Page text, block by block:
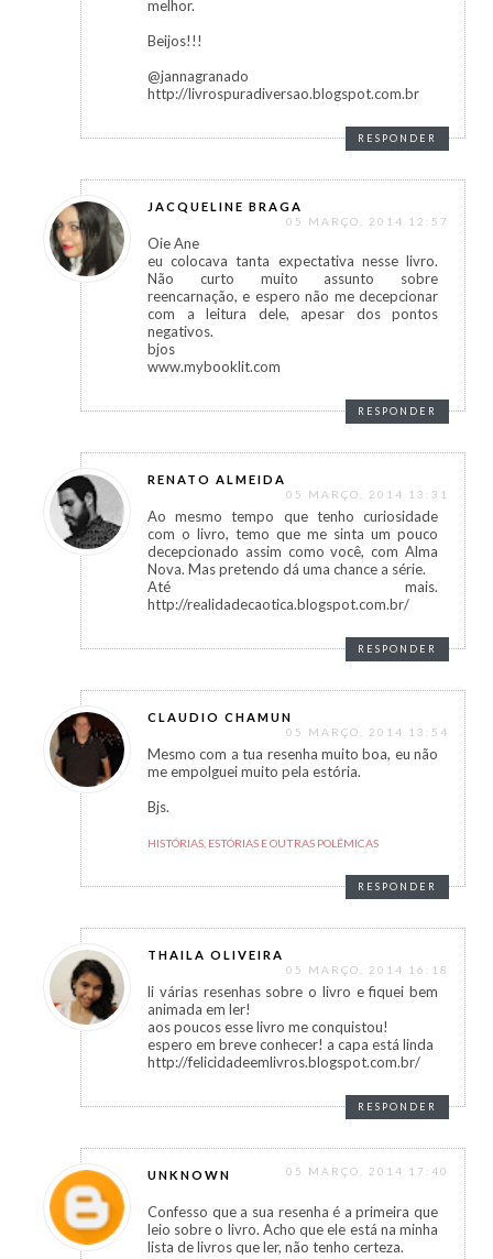
melhor.
Beijos!!!
@jannagranado
http://livrospuradiversao.blogspot.com.br
RESPONDER
JACQUELINE BRAGA
05 MARÇO, 2014 12:57
Oie Ane
eu colocava tanta expectativa nesse livro.
Não curto muito assunto sobre
reencarnação, e espero não me decepcionar
com a leitura dele, apesar dos pontos
negativos.
bjos
www.mybooklit.com
RESPONDER
RENATO ALMEIDA
05 MARÇO, 2014 13:31
Ao mesmo tempo que tenho curiosidade
com o livro, temo que me sinta um pouco
decepcionado assim como você, com Alma
Nova. Mas pretendo dá uma chance a série.
Até mais.
http://realidadecaotica.blogspot.com.br/
RESPONDER
CLAUDIO CHAMUN
05 MARÇO, 2014 13:54
Mesmo com a tua resenha muito boa, eu não
me empolguei muito pela estória.
Bjs.
HISTÓRIAS, ESTÓRIAS E OUTRAS POLÊMICAS
RESPONDER
THAILA OLIVEIRA
05 MARÇO, 2014 16:18
li várias resenhas sobre o livro e fiquei bem
animada em ler!
aos poucos esse livro me conquistou!
espero em breve conhecer! a capa está linda
http://felicidadeemlivros.blogspot.com.br/
RESPONDER
UNKNOWN 05 MARÇO, 2014 17:40
Confesso que a sua resenha é a primeira que
leio sobre o livro. Acho que ele está na minha
lista de livros que ler, não tenho certeza.